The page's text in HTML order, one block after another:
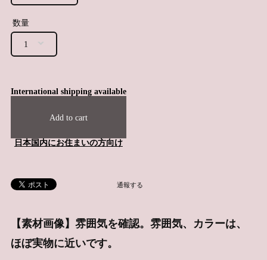
数量
International shipping available
Add to cart
日本国内にお住まいの方向け
通報する
【素材画像】雰囲気を確認。雰囲気、カラーは、
ほぼ実物に近いです。